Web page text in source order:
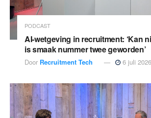
PODCAST
AI-wetgeving in recruitment: ‘Kan
is smaak nummer twee geworden’
Door Recruitment Tech 6 juli 2026